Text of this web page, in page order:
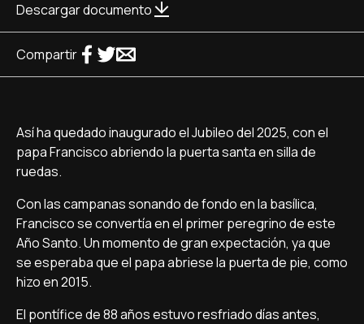
Descargar documento
Compartir
Así ha quedado inaugurado el Jubileo del 2025, con el
papa Francisco abriendo la puerta santa en silla de
ruedas.
Con las campanas sonando de fondo en la basílica,
Francisco se convertía en el primer peregrino de este
Año Santo. Un momento de gran expectación, ya que
se esperaba que el papa abriese la puerta de pie, como
hizo en 2015.
El pontífice de 88 años estuvo resfriado días antes,